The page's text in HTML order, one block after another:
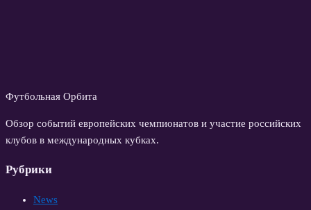
Футбольная Орбита
Обзор событий европейских чемпионатов и участие российских
клубов в международных кубках.
Рубрики
News